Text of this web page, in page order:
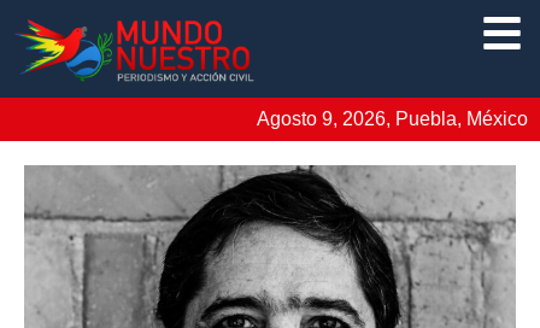
Agosto 9, 2026, Puebla, México